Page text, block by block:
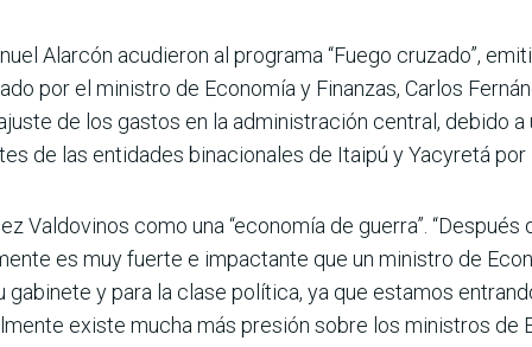
Alarcón acudieron al programa “Fuego cru­zado”,
por el ministro de Economía y Finanzas, Carlos
de los gastos en la administración cen­tral, debido
de las entidades binaciona­les de Itaipú y Yacyretá por
Valdovinos como una “economía de gue­rra”.
es muy fuerte e impactante que un minis­tro de
y para la clase política, ya que esta­mos
existe mucha más presión sobre los ministros de